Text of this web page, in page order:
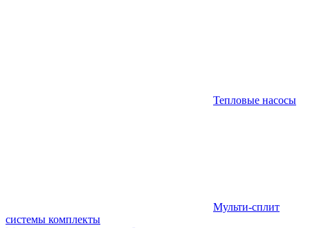
Тепловые насосы
Мульти-сплит
системы комплекты